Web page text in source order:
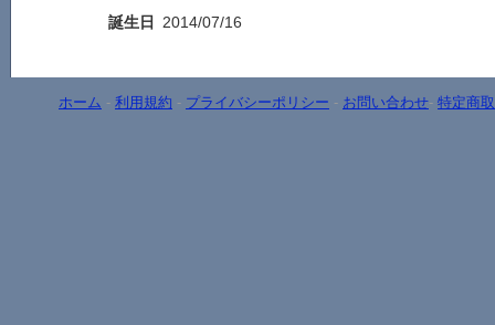
誕生日
2014/07/16
ホーム - 利用規約 - プライバシーポリシー - お問い合わせ- 特定商